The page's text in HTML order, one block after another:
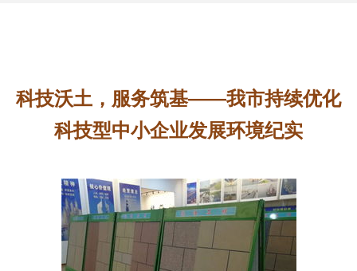
科技沃土，服务筑基——我市持续优化
科技型中小企业发展环境纪实